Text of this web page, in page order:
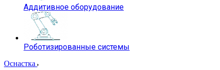
Аддитивное оборудование
Роботизированные системы
Оснастка